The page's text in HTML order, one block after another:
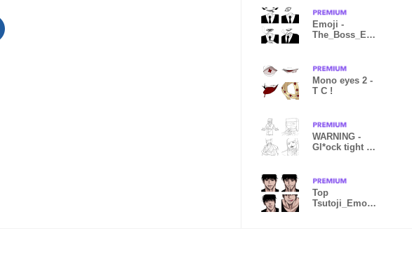
Emoji -
The_Boss_Eye
Mono eyes 2 -
T C !
WARNING -
Gl*ock tight [
Top
Tsutoji_Emoji